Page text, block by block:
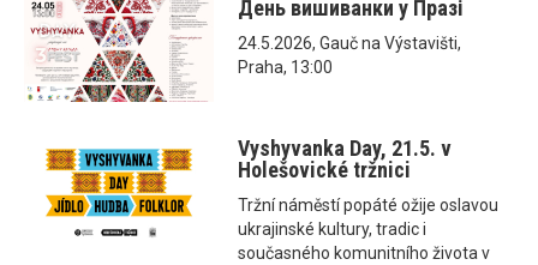
День вишиванки у Празі
24.5.2026, Gauč na Výstavišti,
Praha, 13:00
Vyshyvanka Day, 21.5. v
Holešovické tržnici
Tržní náměstí popáté ožije oslavou
ukrajinské kultury, tradic i
současného komunitního života v